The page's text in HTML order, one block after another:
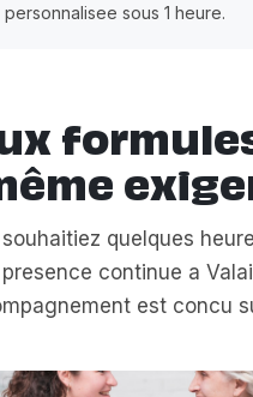
sous 1 heure.
quelques
continue a
est concu